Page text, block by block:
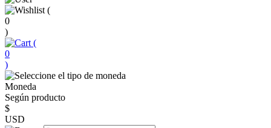
(
0
)
(
0
)
Moneda
Según producto
$
USD